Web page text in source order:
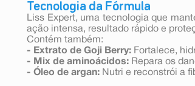
Tecnologia da Fórmula
Liss Expert, uma tecnologia que
ação intensa, resultado rápido e
Contém também:
- Extrato de Goji Berry: Fortalece,
- Mix de aminoácidos: Repara os
- Óleo de argan: Nutri e reconstrói a